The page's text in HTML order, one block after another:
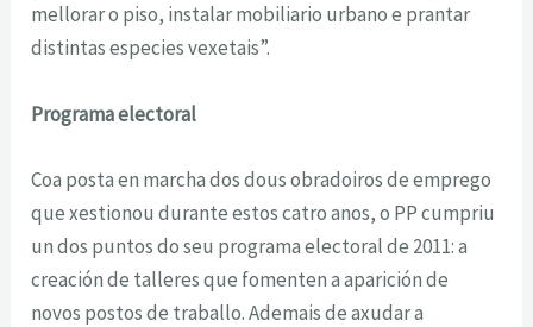
mellorar o piso, instalar mobiliario urbano e prantar
distintas especies vexetais”.
Programa electoral
Coa posta en marcha dos dous obradoiros de emprego
que xestionou durante estos catro anos, o PP cumpriu
un dos puntos do seu programa electoral de 2011: a
creación de talleres que fomenten a aparición de
novos postos de traballo. Ademais de axudar a